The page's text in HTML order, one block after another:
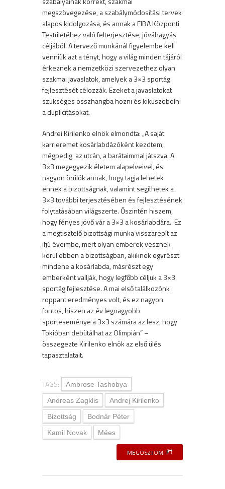
megszövegezése, a szabálymódosítási tervek
alapos kidolgozása, és annak a FIBA Központi
Testületéhez való felterjesztése, jóváhagyás
céljából. A tervező munkánál figyelembe kell
venniük azt a tényt, hogy a világ minden tájáról
érkeznek a nemzetközi szervezethez olyan
szakmai javaslatok, amelyek a 3×3 sportág
fejlesztését célozzák. Ezeket a javaslatokat
szükséges összhangba hozni és kiküszöbölni
a duplicitásokat.
Andrei Kirilenko elnök elmondta: „A saját
karrieremet kosárlabdázóként kezdtem,
mégpedig az utcán, a barátaimmal játszva. A
3×3 megegyezik életem alapelveivel, és
nagyon örülök annak, hogy tagja lehetek
ennek a bizottságnak, valamint segíthetek a
3×3 további terjesztésében és fejlesztésének
folytatásában világszerte. Őszintén hiszem,
hogy fényes jövő vár a 3×3 a kosárlabdára. Ez
a megtisztelő bizottsági munka visszarepít az
ifjú éveimbe, mert olyan emberek vesznek
körül ebben a bizottságban, akiknek egyrészt
mindene a kosárlabda, másrészt egy
emberként vallják, hogy legfőbb céljuk a 3×3
sportág fejlesztése. A mai első találkozónk
roppant eredményes volt, és ez nagyon
fontos, hiszen az év legnagyobb
sporteseménye a 3×3 számára az lesz, hogy
Tokióban debütálhat az Olimpián” –
összegezte Kirilenko elnök az első ülés
tapasztalatait.
TAGS:
Ambrose Tashobya
Andreas Zagklis
Andrej Kirilenko
Bizottság
Bodnár Péter
Kamil Novak
Mées
MEGOSZTOM